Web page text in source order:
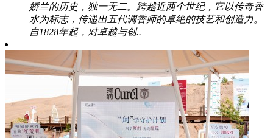
娇兰的历史，独一无二。跨越近两个世纪，它以传奇香
水为标志，传递出五代调香师的卓绝的技艺和创造力。
自1828年起，对卓越与创..